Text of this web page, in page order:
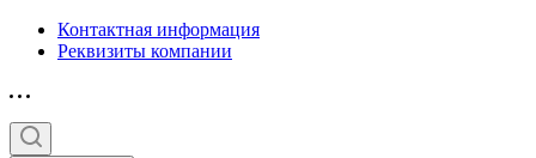
Контактная информация
Реквизиты компании